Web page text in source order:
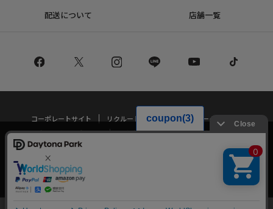
配送について 店舗一覧
コーポレートサイト リクルート
サステナブルマークについて
プライバシーポリシー
特定商取引法・古物営業法に基づく表記
Copyright © DAYTONA INTERNATIONAL Co.,Ltd All Rights Reserved.
当サイトでは利用体験の向上およびコンテンツの最適な提供、トラフィック
の分析を目的としてCookieを使用しています。
サイトの閲覧を継続された場合、Cookieの利用に同意したことものといたし
ます。
詳細についてはプライバシーポリシー